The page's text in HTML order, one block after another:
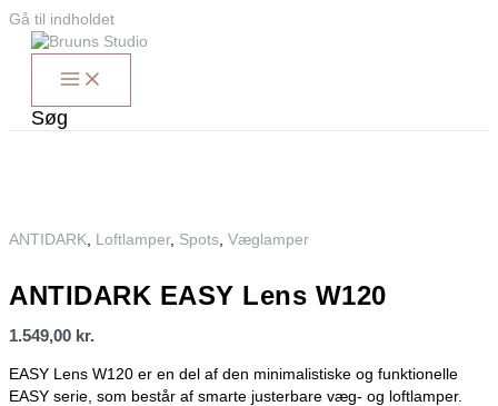
Gå til indholdet
Søg
ANTIDARK, Loftlamper, Spots, Væglamper
ANTIDARK EASY Lens W120
1.549,00 kr.
EASY Lens W120 er en del af den minimalistiske og funktionelle
EASY serie, som består af smarte justerbare væg- og loftlamper.